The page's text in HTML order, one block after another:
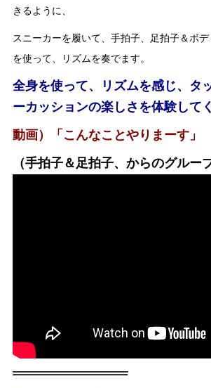
きるように、
スニーカーを履いて、手拍子、足拍子＆ボ
を使って、リズムを奏でます。
全身を使って、リズムを感じ、タ
ーカッションの楽しさを体験し
動画）「こんなことやりまーす」
（手拍子＆足拍子、からのグルーブ